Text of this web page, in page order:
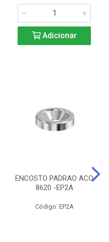
Adicionar
ENCOSTO PADRAO ACO
8620 -EP2A
Código: EP2A